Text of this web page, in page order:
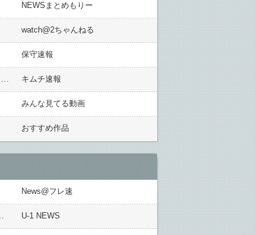
NEWSまとめもりー
watch@2ちゃんねる
保守速報
キムチ速報
みんな見てる動画
おすすめ作品
News@フレ速
U-1 NEWS